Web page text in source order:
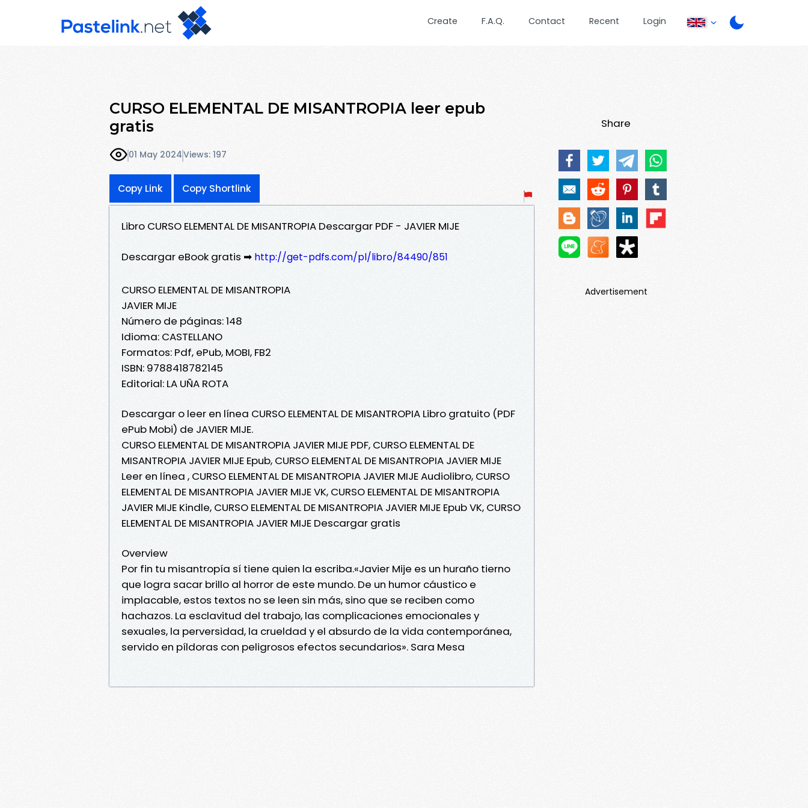
Create F.A.Q. Contact Recent Login
CURSO ELEMENTAL DE MISANTROPIA leer epub
gratis
01 May 2024Views: 197
Copy Link Copy Shortlink
Libro CURSO ELEMENTAL DE MISANTROPIA Descargar PDF - JAVIER MIJE
Descargar eBook gratis ➡ http://get-pdfs.com/pl/libro/84490/851
CURSO ELEMENTAL DE MISANTROPIA
JAVIER MIJE
Número de páginas: 148
Idioma: CASTELLANO
Formatos: Pdf, ePub, MOBI, FB2
ISBN: 9788418782145
Editorial: LA UÑA ROTA
Descargar o leer en línea CURSO ELEMENTAL DE MISANTROPIA Libro gratuito (PDF
ePub Mobi) de JAVIER MIJE.
CURSO ELEMENTAL DE MISANTROPIA JAVIER MIJE PDF, CURSO ELEMENTAL DE
MISANTROPIA JAVIER MIJE Epub, CURSO ELEMENTAL DE MISANTROPIA JAVIER MIJE
Leer en línea , CURSO ELEMENTAL DE MISANTROPIA JAVIER MIJE Audiolibro, CURSO
ELEMENTAL DE MISANTROPIA JAVIER MIJE VK, CURSO ELEMENTAL DE MISANTROPIA
JAVIER MIJE Kindle, CURSO ELEMENTAL DE MISANTROPIA JAVIER MIJE Epub VK, CURSO
ELEMENTAL DE MISANTROPIA JAVIER MIJE Descargar gratis
Overview
Por fin tu misantropía sí tiene quien la escriba.«Javier Mije es un huraño tierno
que logra sacar brillo al horror de este mundo. De un humor cáustico e
implacable, estos textos no se leen sin más, sino que se reciben como
hachazos. La esclavitud del trabajo, las complicaciones emocionales y
sexuales, la perversidad, la crueldad y el absurdo de la vida contemporánea,
servido en píldoras con peligrosos efectos secundarios». Sara Mesa
Share
Advertisement